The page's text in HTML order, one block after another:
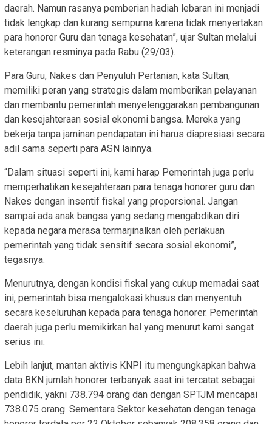
daerah. Namun rasanya pemberian hadiah lebaran ini menjadi
tidak lengkap dan kurang sempurna karena tidak menyertakan
para honorer Guru dan tenaga kesehatan”, ujar Sultan melalui
keterangan resminya pada Rabu (29/03).
Para Guru, Nakes dan Penyuluh Pertanian, kata Sultan,
memiliki peran yang strategis dalam memberikan pelayanan
dan membantu pemerintah menyelenggarakan pembangunan
dan kesejahteraan sosial ekonomi bangsa. Mereka yang
bekerja tanpa jaminan pendapatan ini harus diapresiasi secara
adil sama seperti para ASN lainnya.
“Dalam situasi seperti ini, kami harap Pemerintah juga perlu
memperhatikan kesejahteraan para tenaga honorer guru dan
Nakes dengan insentif fiskal yang proporsional. Jangan
sampai ada anak bangsa yang sedang mengabdikan diri
kepada negara merasa termarjinalkan oleh perlakuan
pemerintah yang tidak sensitif secara sosial ekonomi”,
tegasnya.
Menurutnya, dengan kondisi fiskal yang cukup memadai saat
ini, pemerintah bisa mengalokasi khusus dan menyentuh
secara keseluruhan kepada para tenaga honorer. Pemerintah
daerah juga perlu memikirkan hal yang menurut kami sangat
serius ini.
Lebih lanjut, mantan aktivis KNPI itu mengungkapkan bahwa
data BKN jumlah honorer terbanyak saat ini tercatat sebagai
pendidik, yakni 738.794 orang dan dengan SPTJM mencapai
738.075 orang. Sementara Sektor kesehatan dengan tenaga